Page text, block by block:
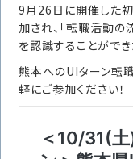
４つの
独自の
お問い
プライ
9月26日に開催した
加され、「転職活動
を認識することができ
熊本へのUIターン転
軽にご参加ください！